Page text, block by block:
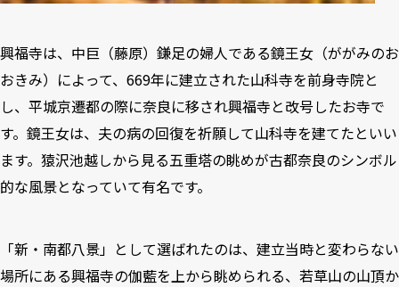
興福寺は、中巨（藤原）鎌足の婦人である鏡王女（ががみのお
おきみ）によって、669年に建立された山科寺を前身寺院と
し、平城京遷都の際に奈良に移され興福寺と改号したお寺で
す。鏡王女は、夫の病の回復を祈願して山科寺を建てたといい
ます。猿沢池越しから見る五重塔の眺めが古都奈良のシンボル
的な風景となっていて有名です。
「新・南都八景」として選ばれたのは、建立当時と変わらない
場所にある興福寺の伽藍を上から眺められる、若草山の山頂か